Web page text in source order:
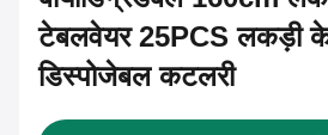
टेबलवेयर 25PCS लकड़ी
डिस्पोजेबल कटलरी